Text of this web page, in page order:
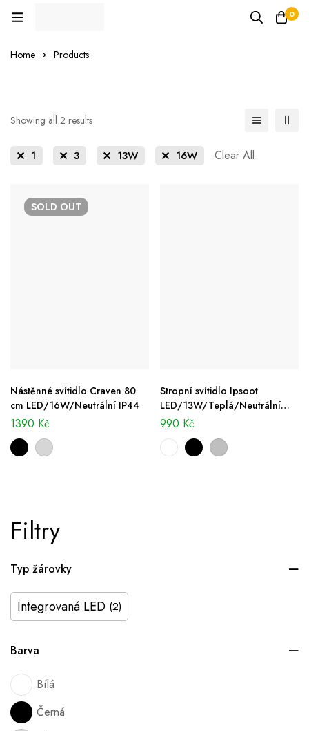
0
Home Products
Filtry
Typ žárovky
Integrovaná LED (2)
Barva
Bílá
Černá
Showing all 2 results
1 3 13W 16W Clear All
SOLD OUT
Nástěnné svítidlo Craven 80
cm LED/16W/Neutrální IP44
1390 Kč
Stropní svítidlo Ipsoot
LED/13W/Teplá/Neutrální
IP44
990 Kč